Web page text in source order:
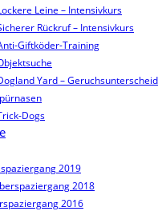
Leine – Intensivkurs
Rückruf – Intensivkurs
Giftköder-Training
Yard –
Dogs
2019
2018
2016